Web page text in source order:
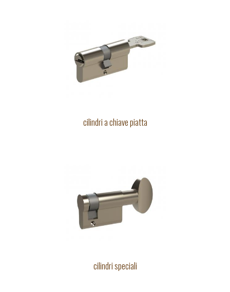
cilindri a chiave piatta
cilindri speciali